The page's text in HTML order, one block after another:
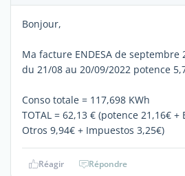
Bonjour,
Ma facture ENDESA de septembre
du 21/08 au 20/09/2022 potence
Conso totale = 117,698 KWh
TOTAL = 62,13 € (potence 21,16€ +
Otros 9,94€ + Impuestos 3,25€)
Réagir Répondre